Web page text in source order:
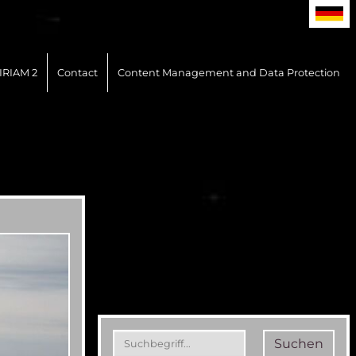
2 Contact Content Management and Data Protection
Suchen